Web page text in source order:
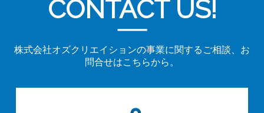
CONTACT US!
株式会社オズクリエイションの事業に関するご相談、お
問合せはこちらから。